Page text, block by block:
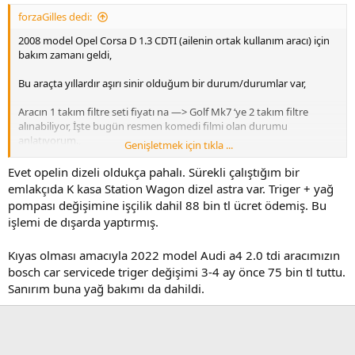
tapasını Mercedes ‘ten 2 kat pahalıya satamızsın, VW/Audi
grubundan 5 kat pahalıya satamazsın..!!
Sonuç olarak ;
Hava filtresi
Yağ filtresi
Yakıt filtresi
Polen filtresi
Ödediğimiz tutar: 5.070 lira
Orjinal karter tapasısı: 700 lira (indirimli hali)
Liqui Moly Top Tec 4600 5W-30 (4 Litre); 2.530 lira
Toplam tutar: 8.300 lira
Henüz daha ustaya işçilik ödemedik.,
İşte o meşhur 3.200 liralık yakıt filtresi;
forzaGilles dedi:
2008 model Opel Corsa D 1.3 CDTI (ailenin ortak kullanım aracı) için
bakım zamanı geldi,
Bu araçta yıllardır aşırı sinir olduğum bir durum/durumlar var,
Aracın 1 takım filtre seti fiyatı na —> Golf Mk7 ‘ye 2 takım filtre
alınabiliyor, İşte bugün resmen komedi filmi olan durumu
anlatıyorum.,
Durum o kadar vahim ki aracın yakıt filtresi 3.200 lira, Evet yanlış
duymadınız,
Karşılaştırma olması açısından kendi aracım olan Golf Mk7 1.6 TDI
motor aracın yakıt filtresi 1.050 lira (marka: Mann)., Hatta Golf ‘e
ucuz 2.300 lira
İşin daha da sinir bızucu yani bu durum sadece yakıt filtresi ile de
sınırlı değil, polen filtresi almaya kalkarsak:
Genişletmek için tıkla ...
Evet opelin dizeli oldukça pahalı. Sürekli çalıştığım bir
emlakçıda K kasa Station Wagon dizel astra var. Triger + yağ
pompası değişimine işçilik dahil 88 bin tl ücret ödemiş. Bu
işlemi de dışarda yaptırmış.
Kıyas olması amacıyla 2022 model Audi a4 2.0 tdi aracımızın
bosch car servicede triger değişimi 3-4 ay önce 75 bin tl tuttu.
Sanırım buna yağ bakımı da dahildi.